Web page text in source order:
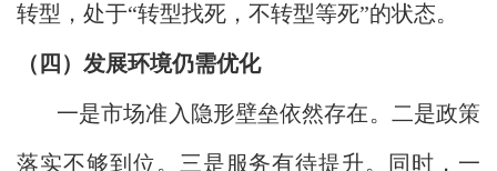
转型，处于“转型找死，不转型等死”的状态。
（四）发展环境仍需优化
一是市场准入隐形壁垒依然存在。二是政策
落实不够到位。三是服务有待提升。同时，一